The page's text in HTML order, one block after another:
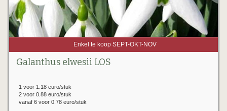
Enkel te koop SEPT-OKT-NOV
Galanthus elwesii LOS
1 voor 1.18 euro/stuk
2 voor 0.88 euro/stuk
vanaf 6 voor 0.78 euro/stuk